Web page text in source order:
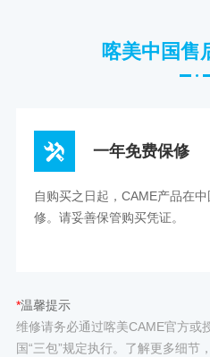
喀美中国售
一年免费保修
自购买之日起，CAME产品在
修。请妥善保管购买凭证。
*温馨提示
维修请务必通过喀美CAME官方或
国“三包”规定执行。了解更多细节